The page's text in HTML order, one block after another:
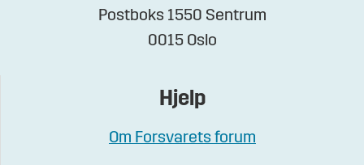
Postboks 1550 Sentrum
0015 Oslo
Hjelp
Om Forsvarets forum